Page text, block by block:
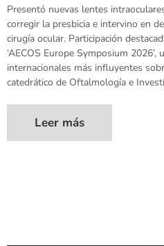
Presentó nuevas lentes
corregir la presbicia e intervino en
cirugía ocular. Participación
‘AECOS Europe Symposium
internacionales más influyentes
catedrático de Oftalmología e
Leer más